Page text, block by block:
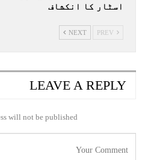
اسٹار کا انکشاف
NEXT
LEAVE A REPLY
will not be published.